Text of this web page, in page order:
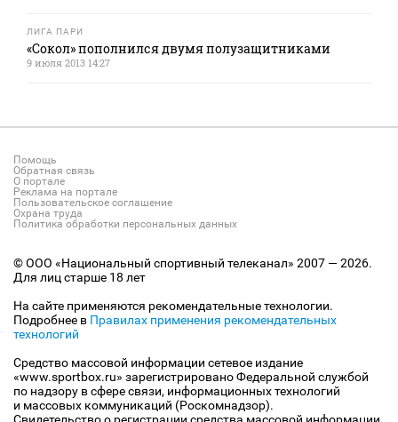
ЛИГА ПАРИ
«Сокол» пополнился двумя полузащитниками
9 июля 2013 14:27
Помощь
Обратная связь
О портале
Реклама на портале
Пользовательское соглашение
Охрана труда
Политика обработки персональных данных
© ООО «Национальный спортивный телеканал» 2007 — 2026.
Для лиц старше 18 лет
На сайте применяются рекомендательные технологии.
Подробнее в Правилах применения рекомендательных
технологий
Средство массовой информации сетевое издание
«www.sportbox.ru» зарегистрировано Федеральной службой
по надзору в сфере связи, информационных технологий
и массовых коммуникаций (Роскомнадзор).